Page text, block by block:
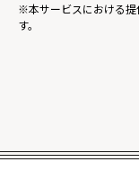
た、ログイン限定記
※本サービスにおける提
す。